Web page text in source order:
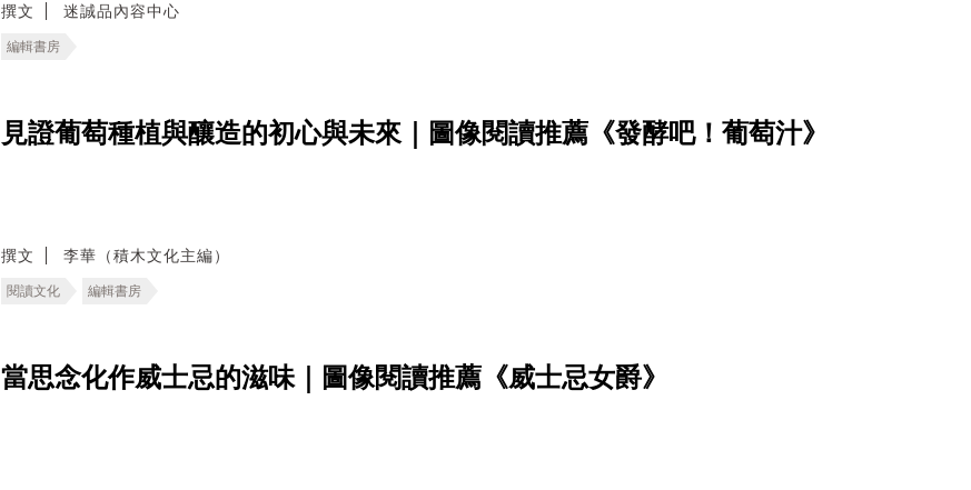
撰文 迷誠品內容中心
編輯書房
見證葡萄種植與釀造的初心與未來｜圖像閱讀推薦《發酵吧！葡萄汁》
撰文 李華（積木文化主編）
閱讀文化 編輯書房
當思念化作威士忌的滋味｜圖像閱讀推薦《威士忌女爵》